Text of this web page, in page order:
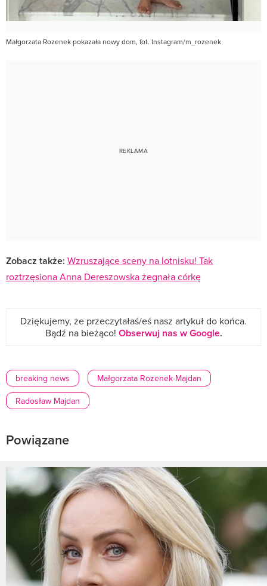
Małgorzata Rozenek pokazała nowy dom, fot. Instagram/m_rozenek
Zobacz także: Wzruszające sceny na lotnisku! Tak
roztrzęsiona Anna Dereszowska żegnała córkę
Dziękujemy, że przeczytałaś/eś nasz artykuł do końca.
Bądź na bieżąco! Obserwuj nas w Google.
breaking news
Małgorzata Rozenek-Majdan
Radosław Majdan
Powiązane